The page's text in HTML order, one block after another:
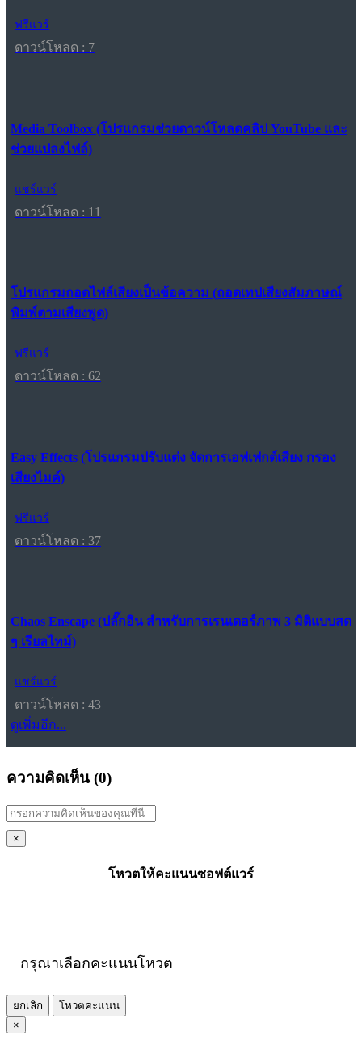
ฟรีแวร์
ดาวน์โหลด : 7
Media Toolbox (โปรแกรมช่วยดาวน์โหลดคลิป YouTube และ
ช่วยแปลงไฟล์)
แชร์แวร์
ดาวน์โหลด : 11
โปรแกรมถอดไฟล์เสียงเป็นข้อความ (ถอดเทปเสียงสัมภาษณ์
พิมพ์ตามเสียงพูด)
ฟรีแวร์
ดาวน์โหลด : 62
Easy Effects (โปรแกรมปรับแต่ง จัดการเอฟเฟกต์เสียง กรอง
เสียงไมค์)
ฟรีแวร์
ดาวน์โหลด : 37
Chaos Enscape (ปลั๊กอิน สำหรับการเรนเดอร์ภาพ 3 มิติแบบสด
ๆ เรียลไทม์)
แชร์แวร์
ดาวน์โหลด : 43
ดูเพิ่มอีก...
ความคิดเห็น (0)
×
โหวตให้คะแนนซอฟต์แวร์
กรุณาเลือกคะแนนโหวต
ยกเลิก
โหวตคะแนน
×